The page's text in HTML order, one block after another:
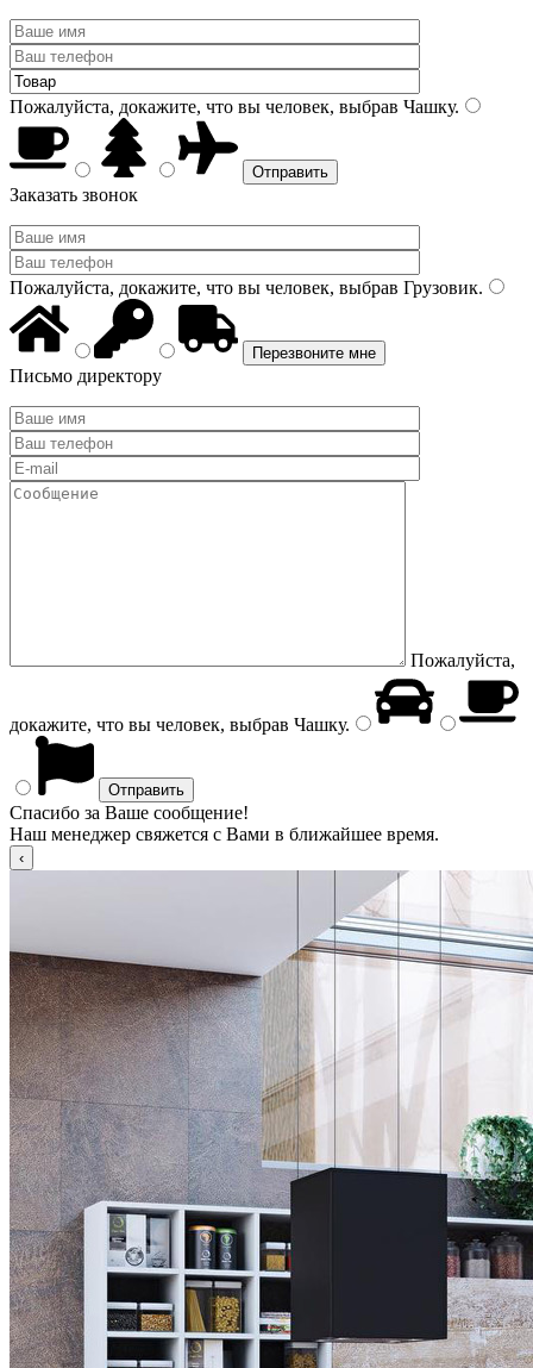
Пожалуйста, докажите, что вы человек, выбрав Чашку.
Заказать звонок
Пожалуйста, докажите, что вы человек, выбрав Грузовик.
Письмо директору
Пожалуйста,
докажите, что вы человек, выбрав Чашку.
Спасибо за Ваше сообщение!
Наш менеджер свяжется с Вами в ближайшее время.